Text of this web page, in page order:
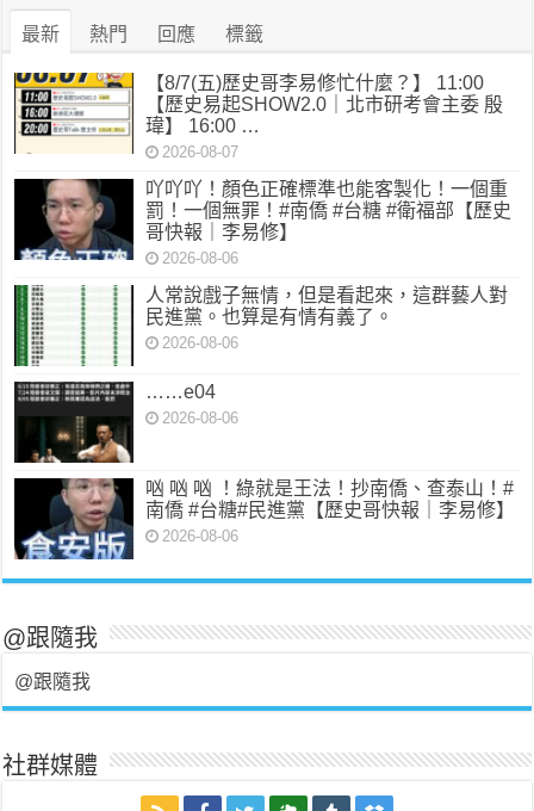
最新 熱門 回應 標籤
【8/7(五)歷史哥李易修忙什麼？】 11:00
【歷史易起SHOW2.0｜北市研考會主委 殷
瑋】 16:00 …
2026-08-07
吖吖吖！顏色正確標準也能客製化！一個重
罰！一個無罪！#南僑 #台糖 #衛福部【歷史
哥快報｜李易修】
2026-08-06
人常說戲子無情，但是看起來，這群藝人對
民進黨。也算是有情有義了。
2026-08-06
……e04
2026-08-06
㕳 㕳 㕳 ！綠就是王法！抄南僑、查泰山！#
南僑 #台糖#民進黨【歷史哥快報｜李易修】
2026-08-06
@跟隨我
@跟隨我
社群媒體